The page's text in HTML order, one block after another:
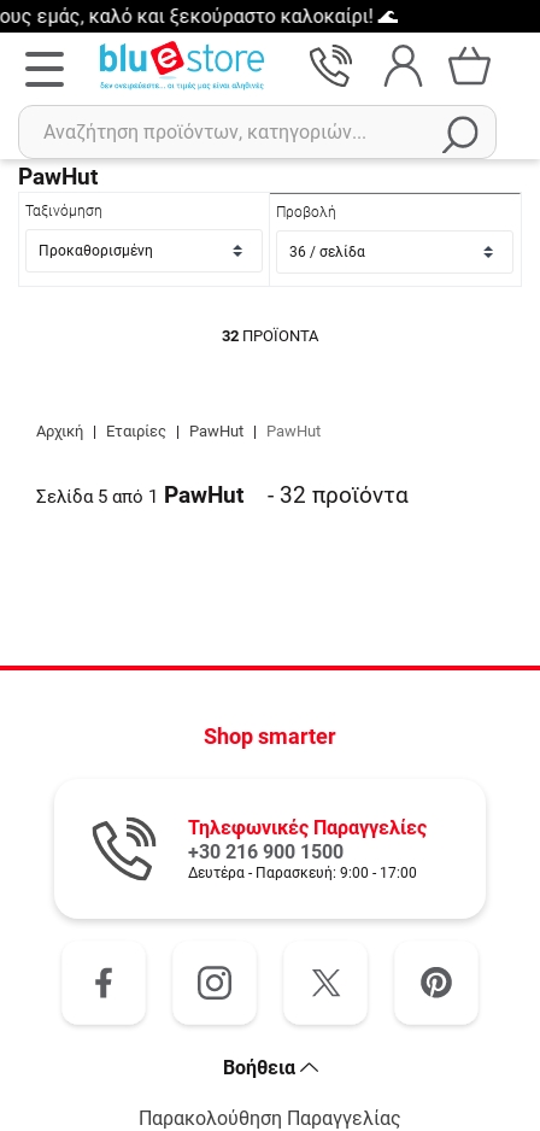
καλό και ξεκούραστο καλοκαίρι! 🌊
Αναζήτηση
Πρόσφατες αναζητήσεις :
PawHut
Ταξινόμηση Προβολή
32 ΠΡΟΪΌΝΤΑ
Αρχική | Εταιρίες | PawHut | PawHut
Σελίδα 5 από 1 PawHut - 32 προϊόντα
Shop smarter
Bοήθεια
Παρακολούθηση Παραγγελίας
Τηλεφωνικές Παραγγελίες
+30 216 900 1500
Δευτέρα - Παρασκευή: 9:00 - 17:00